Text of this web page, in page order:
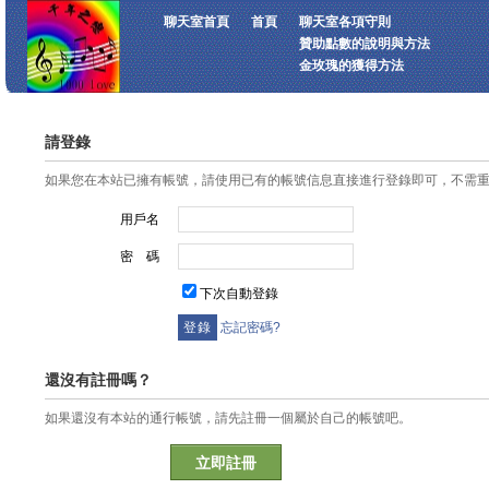
聊天室首頁 首頁
聊天室各項守則
贊助點數的說明與方法
金玫瑰的獲得方法
請登錄
如果您在本站已擁有帳號，請使用已有的帳號信息直接進行登錄即可，不需
用戶名
密 碼
下次自動登錄
忘記密碼?
還沒有註冊嗎？
如果還沒有本站的通行帳號，請先註冊一個屬於自己的帳號吧。
立即註冊